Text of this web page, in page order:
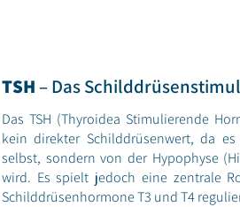
TSH– Das
Das TSH (Thyroidea Stimulierende
kein direkter Schilddrüsenwert, da
selbst, sondern von der Hypophyse
wird. Es spielt jedoch eine zentrale
Schilddrüsenhormone T3 und T4